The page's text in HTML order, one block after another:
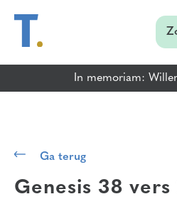
In memoriam:
Ga terug
Genesis 38 vers